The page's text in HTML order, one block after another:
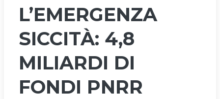
L’EMERGENZA
SICCITÀ: 4,8
MILIARDI DI
FONDI PNRR